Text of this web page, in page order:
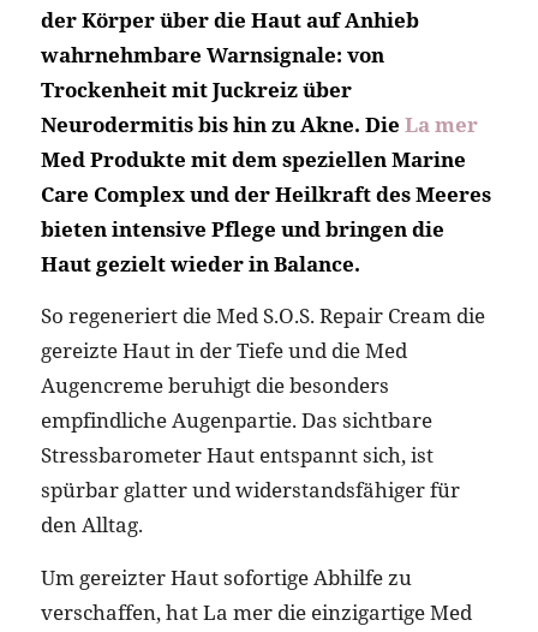
der Körper über die Haut auf Anhieb
wahrnehmbare Warnsignale: von
Trockenheit mit Juckreiz über
Neurodermitis bis hin zu Akne. Die La mer
Med Produkte mit dem speziellen Marine
Care Complex und der Heilkraft des Meeres
bieten intensive Pflege und bringen die
Haut gezielt wieder in Balance.
So regeneriert die Med S.O.S. Repair Cream die
gereizte Haut in der Tiefe und die Med
Augencreme beruhigt die besonders
empfindliche Augenpartie. Das sichtbare
Stressbarometer Haut entspannt sich, ist
spürbar glatter und widerstandsfähiger für
den Alltag.
Um gereizter Haut sofortige Abhilfe zu
verschaffen, hat La mer die einzigartige Med